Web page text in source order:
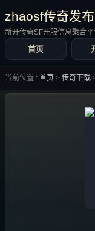
zhaosf传奇发
新开传奇SF开服信息聚合平
首页
当前位置 : 首页 > 传奇下载